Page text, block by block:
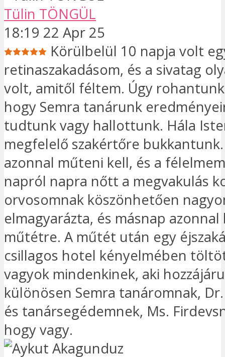
Tülin TÖNGÜL
18:19 22 Apr 25
Körülbelül 10 napja volt
retinaszakadásom, és a sivatag
volt, amitől féltem. Úgy
hogy Semra tanárunk
tudtunk vagy hallottunk. Hála
megfelelő szakértőre
azonnal műteni kell, és a
napról napra nőtt a megvakulás
orvosomnak köszönhetően
elmagyarázta, és másnap
műtétre. A műtét után egy
csillagos hotel kényelmében
vagyok mindenkinek, aki
különösen Semra tanáromnak,
és tanársegédemnek, Ms.
hogy vagy.